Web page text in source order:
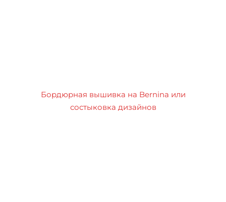
Бордюрная вышивка на Bernina или
состыковка дизайнов